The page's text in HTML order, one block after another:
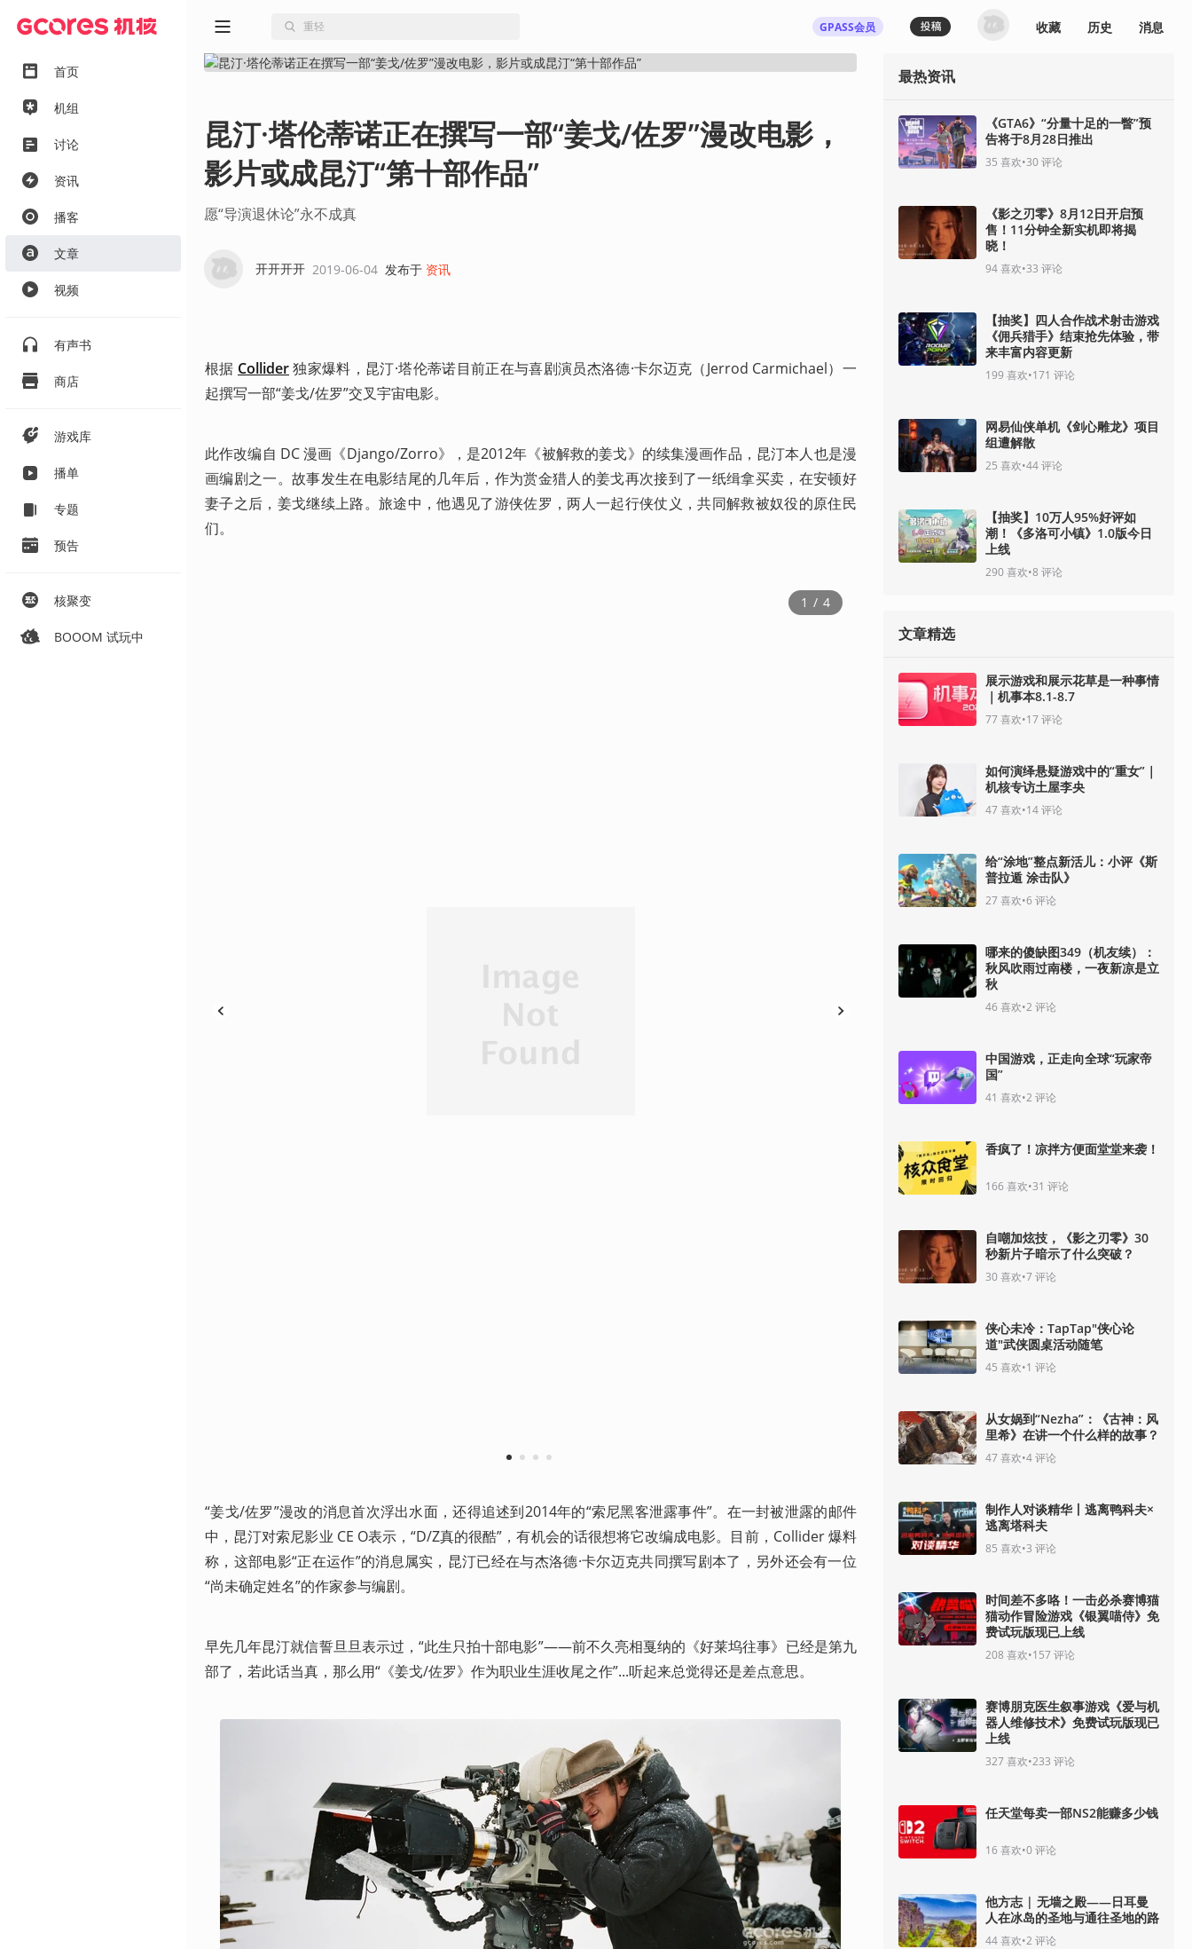
首页
机组
讨论
资讯
播客
文章
视频
有声书
商店
游戏库
播单
专题
预告
核聚变
BOOOM 试玩中
GPASS会员
登录机核你可以：
下载收藏播客节目 多端历史播放同步
发布内容动态/评论 关注喜欢的创作者
收藏 历史 消息
昆汀·塔伦蒂诺正在撰写一部“姜戈/佐罗”漫改电影，
影片或成昆汀“第十部作品”
愿“导演退休论”永不成真
开开开开 2019-06-04 发布于 资讯
根据 Collider 独家爆料，昆汀·塔伦蒂诺目前正在与喜剧演员杰洛德·卡尔迈克（Jerrod Carmichael）一
起撰写一部“姜戈/佐罗”交叉宇宙电影。
此作改编自 DC 漫画《Django/Zorro》，是2012年《被解救的姜戈》的续集漫画作品，昆汀本人也是漫
画编剧之一。故事发生在电影结尾的几年后，作为赏金猎人的姜戈再次接到了一纸缉拿买卖，在安顿好
妻子之后，姜戈继续上路。旅途中，他遇见了游侠佐罗，两人一起行侠仗义，共同解救被奴役的原住民
们。
1 2 3 4
1 / 4
“姜戈/佐罗”漫改的消息首次浮出水面，还得追述到2014年的“索尼黑客泄露事件”。在一封被泄露的邮件
中，昆汀对索尼影业 CE O表示，“D/Z真的很酷”，有机会的话很想将它改编成电影。目前，Collider 爆料
称，这部电影“正在运作”的消息属实，昆汀已经在与杰洛德·卡尔迈克共同撰写剧本了，另外还会有一位
“尚未确定姓名”的作家参与编剧。
早先几年昆汀就信誓旦旦表示过，“此生只拍十部电影”——前不久亮相戛纳的《好莱坞往事》已经是第九
部了，若此话当真，那么用“《姜戈/佐罗》作为职业生涯收尾之作”...听起来总觉得还是差点意思。
最热资讯
《GTA6》“分量十足的一瞥”预
告将于8月28日推出
35 喜欢•30评论
《影之刃零》8月12日开启预
售！11分钟全新实机即将揭
晓！
94喜欢•33 评论
【抽奖】四人合作战术射击游戏
《佣兵猎手》结束抢先体验，带
来丰富内容更新
199 喜欢•171 评论
网易仙侠单机《剑心雕龙》项目
组遭解散
25 喜欢•44评论
【抽奖】10万人95%好评如
潮！《多洛可小镇》1.0版今日
上线
290喜欢•8 评论
文章精选
展示游戏和展示花草是一种事情
｜机事本8.1-8.7
77喜欢•17评论
如何演绎悬疑游戏中的“重女”｜
机核专访土屋李央
47喜欢•14评论
给“涂地”整点新活儿：小评《斯
普拉遁 涂击队》
27喜欢•6评论
哪来的傻缺图349（机友续）：
秋风吹雨过南楼，一夜新凉是立
秋
46喜欢•2 评论
中国游戏，正走向全球“玩家帝
国”
41 喜欢•2 评论
香疯了！凉拌方便面堂堂来袭！
166喜欢•31 评论
自嘲加炫技，《影之刃零》30
秒新片子暗示了什么突破？
30喜欢•7评论
侠心未冷：TapTap"侠心论
道"武侠圆桌活动随笔
45 喜欢•1 评论
从女娲到“Nezha”：《古神：风
里希》在讲一个什么样的故事？
47喜欢•4评论
制作人对谈精华丨逃离鸭科夫×
逃离塔科夫
85 喜欢•3 评论
时间差不多咯！一击必杀赛博猫
猫动作冒险游戏《银翼喵侍》免
费试玩版现已上线
208 喜欢•157评论
赛博朋克医生叙事游戏《爱与机
器人维修技术》免费试玩版现已
上线
327喜欢•233 评论
任天堂每卖一部NS2能赚多少钱
16喜欢•0评论
他方志 | 无墙之殿——日耳曼
人在冰岛的圣地与通往圣地的路
44喜欢•2 评论